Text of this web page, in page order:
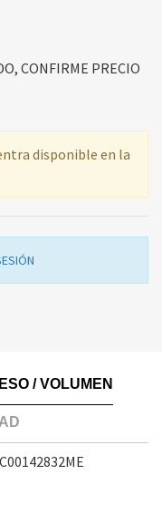
CONFIRME PRECIO
disponible en la
/ VOLUMEN